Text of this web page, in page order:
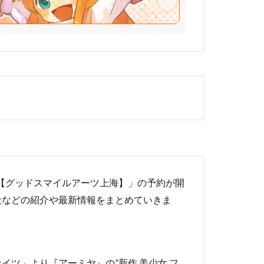
グッドスマイルアーツ上海】」の予約が開
どの紹介や最新情報をまとめていきま